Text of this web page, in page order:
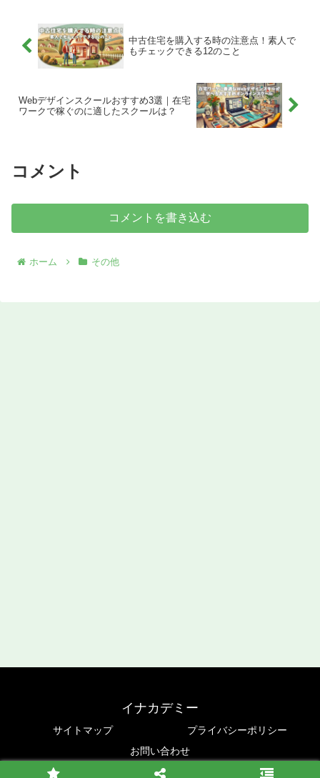
中古住宅を購入する時の注意点！素人で
もチェックできる12のこと
Webデザインスクールおすすめ3選｜在宅
ワークで稼ぐのに適したスクールは？
コメント
コメントを書き込む
ホーム その他
イナカデミー
サイトマップ
プライバシーポリシー
お問い合わせ